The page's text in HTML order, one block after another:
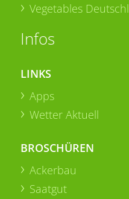
Vegetables
Infos
LINKS
Apps
Wetter Aktuell
BROSCHÜREN
Ackerbau
Saatgut